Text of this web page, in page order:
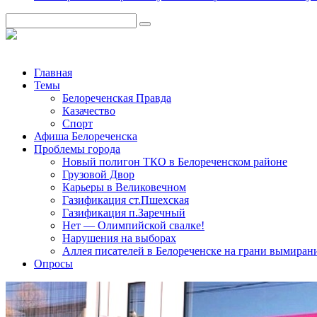
Главная
Темы
Белореченская Правда
Казачество
Спорт
Афиша Белореченска
Проблемы города
Новый полигон ТКО в Белореченском районе
Грузовой Двор
Карьеры в Великовечном
Газификация ст.Пшехская
Газификация п.Заречный
Нет — Олимпийской свалке!
Нарушения на выборах
Аллея писателей в Белореченске на грани
Опросы